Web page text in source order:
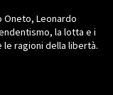
Oneto, Leonardo
la lotta e i
ragioni della libertà.